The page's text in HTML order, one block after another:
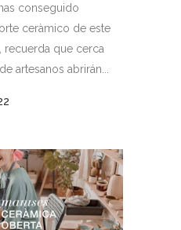
conseguido
ceràmico de este
recuerda que cerca
artesanos abrirán...